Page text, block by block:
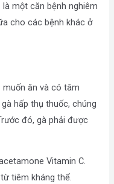
một căn bệnh nghiêm
cho các bệnh khác ở
ăn và có tâm
hấp thụ thuốc, chúng
đó, gà phải được
Vitamin C.
tiêm kháng thể.